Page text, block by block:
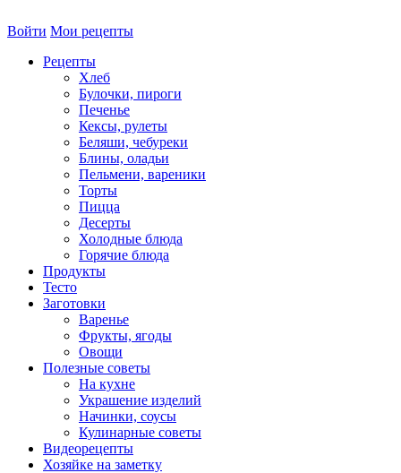
Войти Мои рецепты
Рецепты
Хлеб
Булочки, пироги
Печенье
Кексы, рулеты
Беляши, чебуреки
Блины, оладьи
Пельмени, вареники
Торты
Пицца
Десерты
Холодные блюда
Горячие блюда
Продукты
Тесто
Заготовки
Варенье
Фрукты, ягоды
Овощи
Полезные советы
На кухне
Украшение изделий
Начинки, соусы
Кулинарные советы
Видеорецепты
Хозяйке на заметку